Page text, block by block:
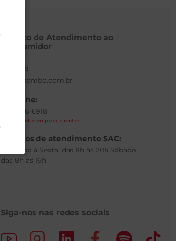
Serviço de Atendimento ao
Consumidor
E-mail:
sac@mambo.com.br
Telefone:
(11) 3336-6918
Canal exclusivo para clientes
Horários de atendimento SAC:
Segunda à Sexta, das 8h às 20h Sábado
das 8h às 16h
Siga-nos nas redes sociais